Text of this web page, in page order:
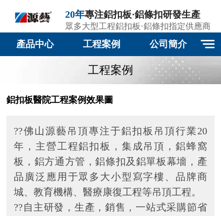
20年專注鋁扣板·鋁條扣研發生產
眾多大型工程鋁扣板·鋁條扣指定供應商
產品中心 工程案例 公司簡介
工程案例
鋁扣板醫院工程案例效果圖
??佛山源藝吊頂專注于鋁扣板吊頂行業20
年，主營工程鋁扣板，集成吊頂，鋁蜂窩
板，鋁方通方管，鋁條扣及鋁單板幕墻，產
品廣泛應用于眾多大小型寫字樓、品牌商
城、教育機構、醫療康復工程等吊頂工程。
??自主研發，生產，銷售，一站式采購節省